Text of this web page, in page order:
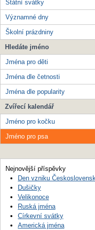
Státní svátky
Významné dny
Školní prázdniny
Hledáte jméno
Jména pro děti
Jména dle četnosti
Jména dle popularity
Zvířecí kalendář
Jméno pro kočku
Jméno pro psa
Nejnovější příspěvky
Den vzniku
Dušičky
Velikonoce
Ruská jména
Církevní svátky
Americká jména